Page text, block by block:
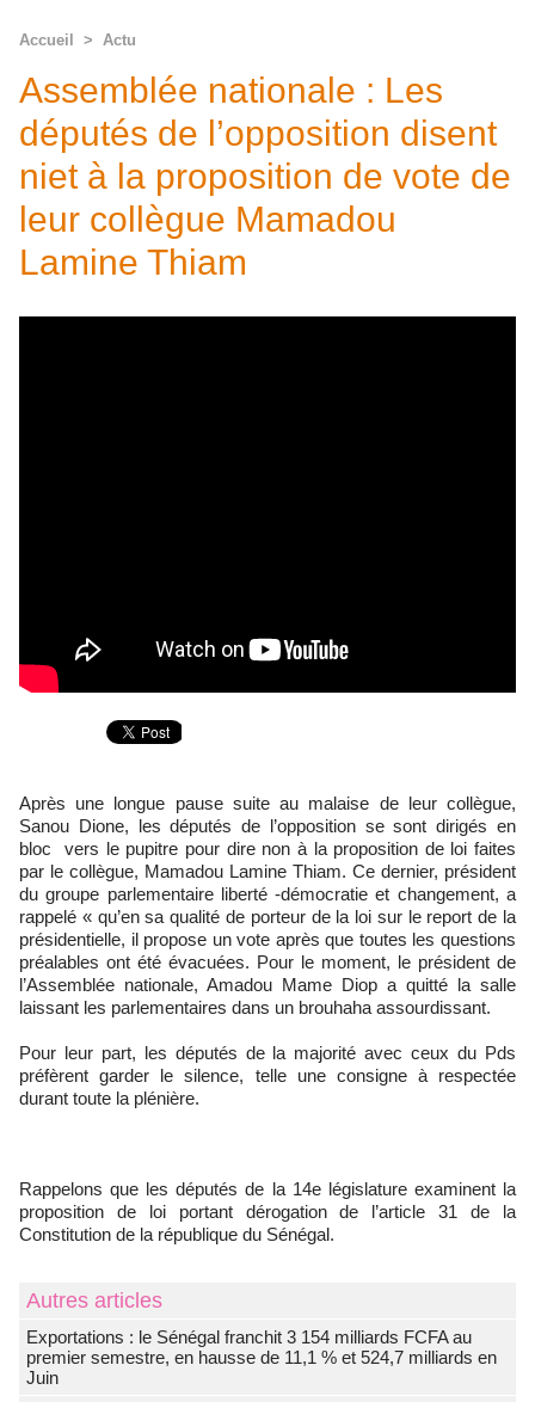
Accueil > Actu
Assemblée nationale : Les
députés de l’opposition disent
niet à la proposition de vote de
leur collègue Mamadou
Lamine Thiam
Après une longue pause suite au malaise de leur collègue,
Sanou Dione, les députés de l’opposition se sont dirigés en
bloc vers le pupitre pour dire non à la proposition de loi faites
par le collègue, Mamadou Lamine Thiam. Ce dernier, président
du groupe parlementaire liberté -démocratie et changement, a
rappelé « qu’en sa qualité de porteur de la loi sur le report de la
présidentielle, il propose un vote après que toutes les questions
préalables ont été évacuées. Pour le moment, le président de
l’Assemblée nationale, Amadou Mame Diop a quitté la salle
laissant les parlementaires dans un brouhaha assourdissant.
Pour leur part, les députés de la majorité avec ceux du Pds
préfèrent garder le silence, telle une consigne à respectée
durant toute la plénière.
Rappelons que les députés de la 14e législature examinent la
proposition de loi portant dérogation de l’article 31 de la
Constitution de la république du Sénégal.
Autres articles
Exportations : le Sénégal franchit 3 154 milliards FCFA au
premier semestre, en hausse de 11,1 % et 524,7 milliards en
Juin